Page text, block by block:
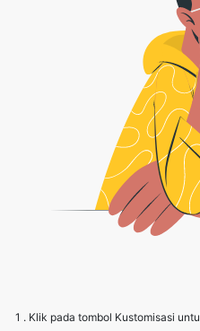
1 . Klik pada tombol Kustomisasi